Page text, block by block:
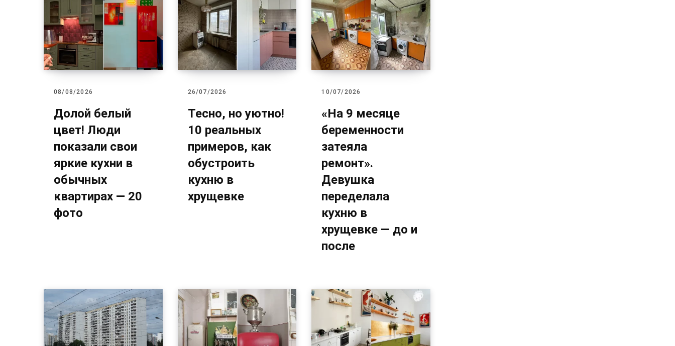
08/08/2026
Долой белый
цвет! Люди
показали свои
яркие кухни в
обычных
квартирах — 20
фото
26/07/2026
Тесно, но уютно!
10 реальных
примеров, как
обустроить
кухню в
хрущевке
10/07/2026
«На 9 месяце
беременности
затеяла
ремонт».
Девушка
переделала
кухню в
хрущевке — до и
после